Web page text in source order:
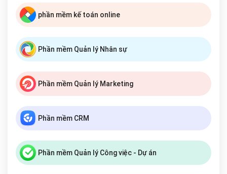
phần mềm kế toán online
Phần mềm Quản lý Nhân sự
Phần mềm Quản lý Marketing
Phần mềm CRM
Phần mềm Quản lý Công việc - Dự án